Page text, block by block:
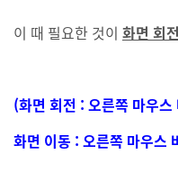
이 때 필요한 것이 화면 회
(화면 회전 : 오른쪽 마우
화면 이동 : 오른쪽 마우스